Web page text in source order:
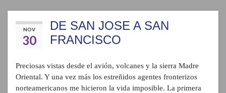
NOV
30
DE SAN JOSE A SAN
FRANCISCO
Preciosas vistas desde el avión, volcanes y la sierra Madre
Oriental. Y una vez más los estreñidos agentes fronterizos
norteamericanos me hicieron la vida imposible. La primera